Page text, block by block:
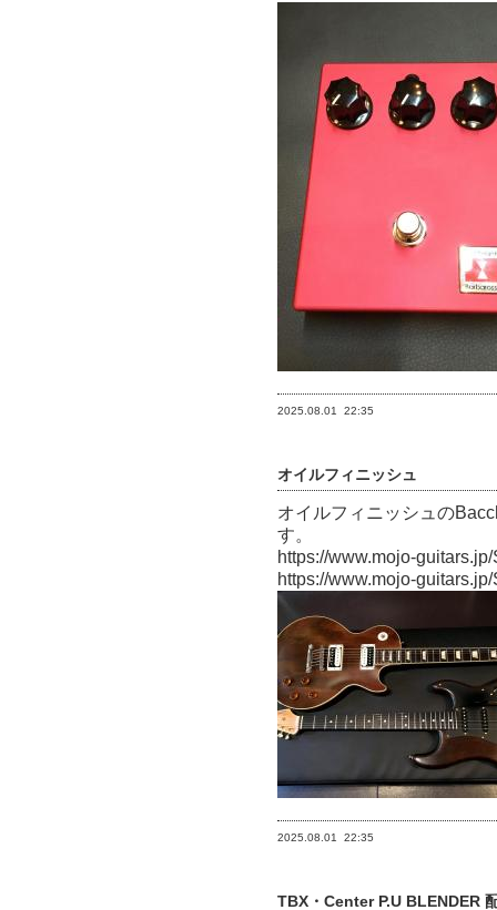
2025.08.01 22:35
オイルフィニッシュ
オイルフィニッシュの
す。
https://www.mojo-
https://www.mojo-
2025.08.01 22:35
TBX・Center P.U BLENDER